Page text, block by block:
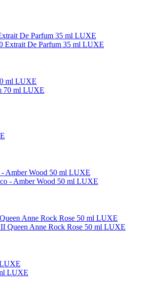
De Parfum 35 ml LUXE
ml LUXE
Amber Wood 50 ml LUXE
Anne Rock Rose 50 ml LUXE